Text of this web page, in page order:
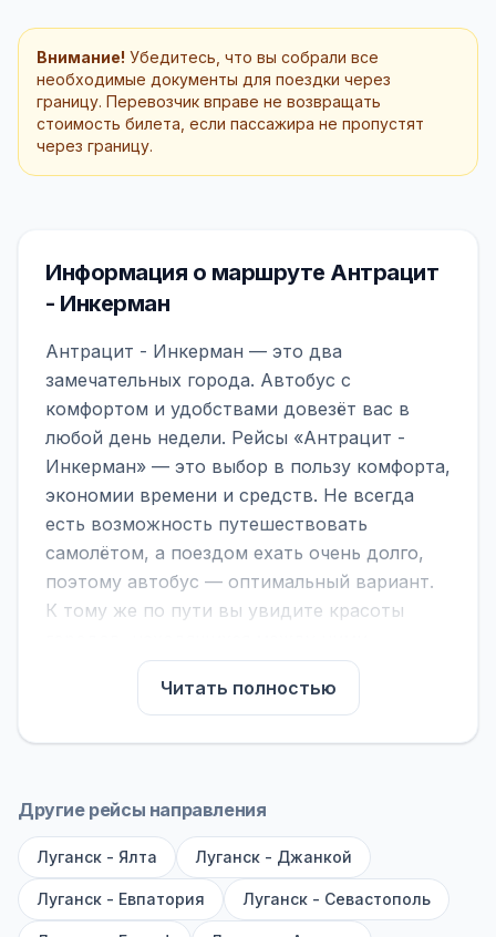
Внимание! Убедитесь, что вы собрали все
необходимые документы для поездки через
границу. Перевозчик вправе не возвращать
стоимость билета, если пассажира не пропустят
через границу.
Информация о маршруте Антрацит
- Инкерман
Антрацит - Инкерман — это два
замечательных города. Автобус с
комфортом и удобствами довезёт вас в
любой день недели. Рейсы «Антрацит -
Инкерман» — это выбор в пользу комфорта,
экономии времени и средств. Не всегда
есть возможность путешествовать
самолётом, а поездом ехать очень долго,
поэтому автобус — оптимальный вариант.
К тому же по пути вы увидите красоты
На нашем сайте вы можете найти
расписание автобусов Антрацит -
Инкерман, сравнить рейсы и выбрать
обратите внимание на микроавтобусы (8–18
большие автобусы (от 40 мест): у них лучше
подвеска и дорога ощущается меньше.
Читать полностью
Другие рейсы направления
Луганск - Ялта Луганск - Джанкой
Луганск - Евпатория Луганск - Севастополь